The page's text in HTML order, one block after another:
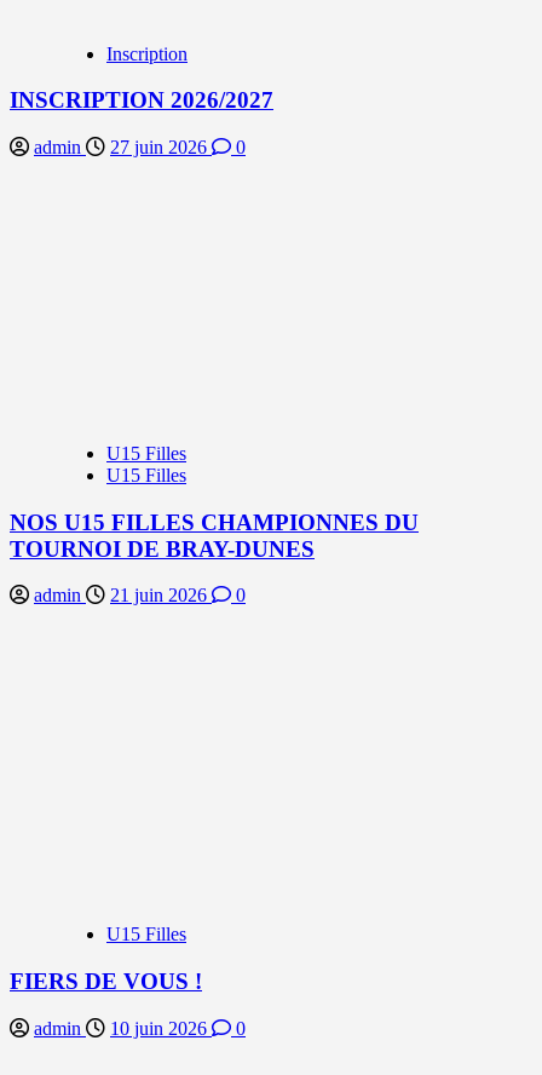
Inscription
INSCRIPTION 2026/2027
admin 27 juin 2026 0
U15 Filles
U15 Filles
NOS U15 FILLES CHAMPIONNES DU
TOURNOI DE BRAY-DUNES
admin 21 juin 2026 0
U15 Filles
FIERS DE VOUS !
admin 10 juin 2026 0